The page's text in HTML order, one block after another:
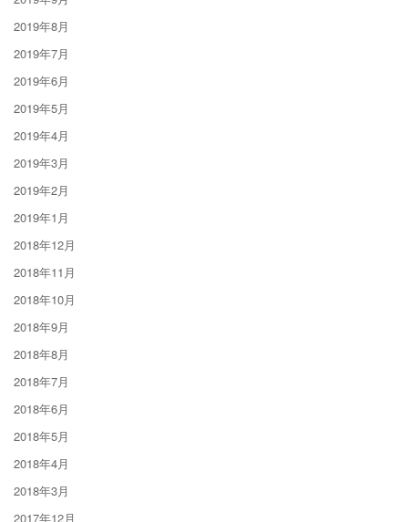
2019年8月
2019年7月
2019年6月
2019年5月
2019年4月
2019年3月
2019年2月
2019年1月
2018年12月
2018年11月
2018年10月
2018年9月
2018年8月
2018年7月
2018年6月
2018年5月
2018年4月
2018年3月
2017年12月